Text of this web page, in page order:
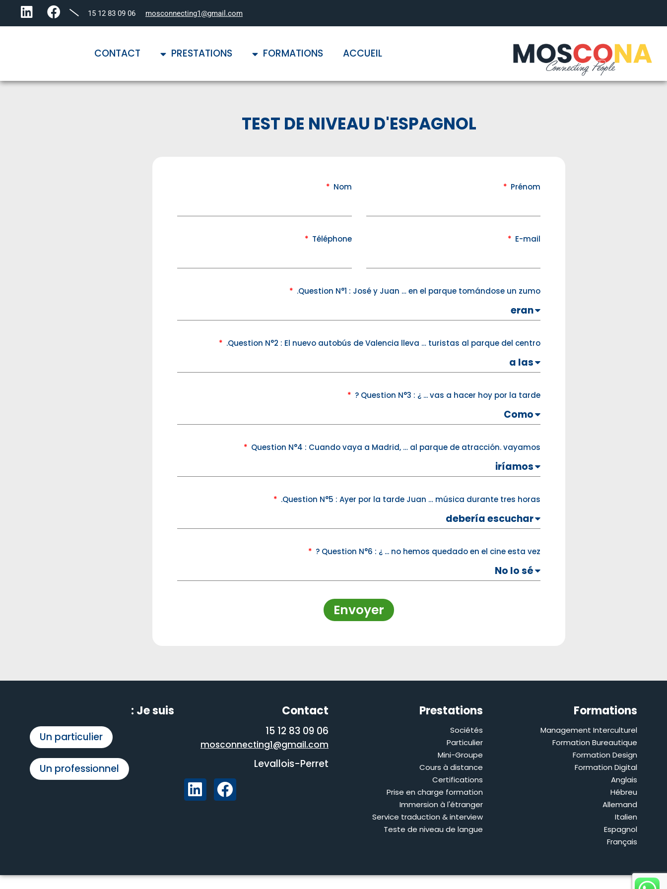
mosconnecting1@gmail.com
06 09 83 12 15
ACCUEIL
FORMATIONS
PRESTATIONS
CONTACT
TEST DE NIVEAU D'ESPAGNOL
Prénom
Nom
E-mail
Téléphone
Question N°1 : José y Juan … en el parque tomándose un zumo.
Question N°2 : El nuevo autobús de Valencia lleva … turistas al parque del centro.
Question N°3 : ¿ ... vas a hacer hoy por la tarde ?
Question N°4 : Cuando vaya a Madrid, … al parque de atracción. vayamos
Question N°5 : Ayer por la tarde Juan … música durante tres horas.
Question N°6 : ¿ ... no hemos quedado en el cine esta vez ?
Envoyer
Formations
Management Interculturel
Formation Bureautique
Formation Design
Formation Digital
Anglais
Hébreu
Allemand
Italien
Espagnol
Français
Prestations
Sociétés
Particulier
Mini-Groupe
Cours à distance
Certifications
Prise en charge formation
Immersion à l'étranger
Service traduction & interview
Teste de niveau de langue
Contact
06 09 83 12 15
mosconnecting1@gmail.com
Levallois-Perret
Je suis :
Un particulier
Un professionnel